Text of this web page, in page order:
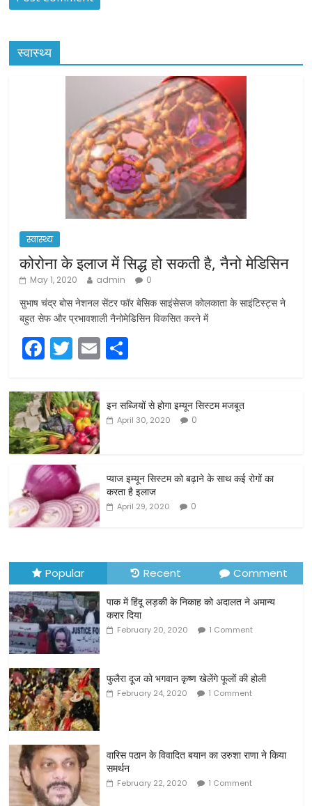
स्वास्थ्य
स्वास्थ्य
कोरोना के इलाज में सिद्ध हो सकती है, नैनो मेडिसिन
May 1, 2020 admin 0
सुभाष चंद्र बोस नेशनल सेंटर फॉर बेसिक साइंसेसज कोलकाता के साइंटिस्ट्स ने
बहुत सेफ और प्रभावशाली नैनोमेडिसिन विकसित करने में
F
a
c
e
b
o
o
k
T
w
itt
er
E
m
ar
e
इन सब्जियों से होगा इम्यून सिस्टम मजबूत
April 30, 2020 0
प्याज इम्यून सिस्टम को बढ़ाने के साथ कई रोगों का
करता है इलाज
April 29, 2020 0
Popular Recent Comment
पाक में हिंदू लड़की के निकाह को अदालत ने अमान्य
करार दिया
February 20, 2020 1 Comment
फुलैरा दूज को भगवान कृष्ण खेलेंगे फूलों की होली
February 24, 2020 1 Comment
वारिस पठान के विवादित बयान का उरुशा राणा ने किया
समर्थन
February 22, 2020 1 Comment